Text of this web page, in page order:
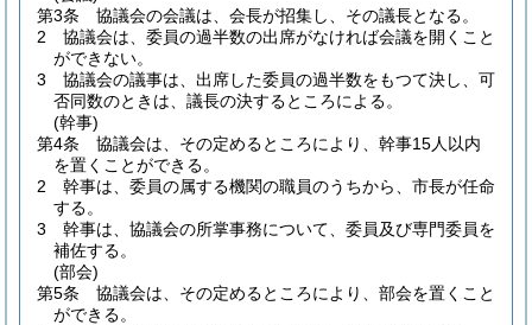
第3条
協議会の会議は、会長が招集し、その議長となる。
2
協議会は、委員の過半数の出席がなければ会議を開くこと
ができない。
3
協議会の議事は、出席した委員の過半数をもつて決し、可
否同数のときは、議長の決するところによる。
(幹事)
第4条
協議会は、その定めるところにより、幹事15人以内
を置くことができる。
2
幹事は、委員の属する機関の職員のうちから、市長が任命
する。
3
幹事は、協議会の所掌事務について、委員及び専門委員を
補佐する。
(部会)
第5条
協議会は、その定めるところにより、部会を置くこと
ができる。